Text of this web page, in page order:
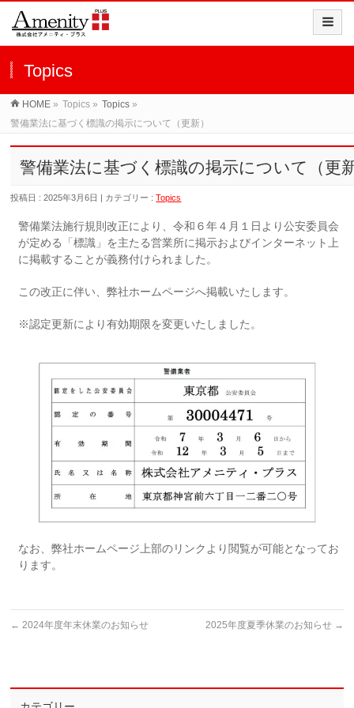
Topics
HOME » Topics » Topics »
警備業法に基づく標識の掲示について（更新）
警備業法に基づく標識の掲示について（更
投稿日 : 2025年3月6日 | カテゴリー :Topics
警備業法施行規則改正により、令和６年４月１日より公安委員会
が定める「標識」を主たる営業所に掲示およびインターネット上
に掲載することが義務付けられました。
この改正に伴い、弊社ホームページへ掲載いたします。
※認定更新により有効期限を変更いたしました。
なお、弊社ホームページ上部のリンクより閲覧が可能となってお
ります。
← 2024年度年末休業のお知らせ 2025年度夏季休業のお知らせ →